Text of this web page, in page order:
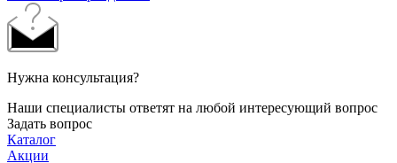
Нужна консультация?
Наши специалисты ответят на любой интересующий вопрос
Задать вопрос
Каталог
Акции